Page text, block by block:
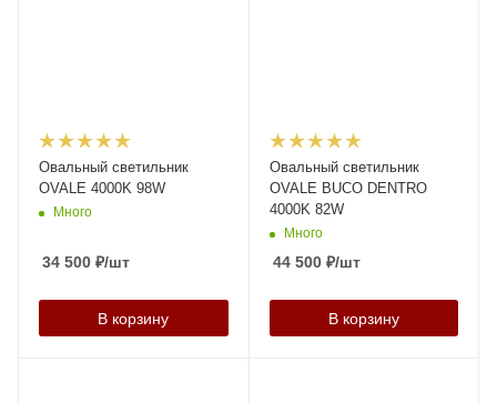
Овальный светильник
OVALE 4000K 98W
Много
34 500 ₽/шт
В корзину
Овальный светильник
OVALE BUCO DENTRO
4000K 82W
Много
44 500₽/шт
В корзину